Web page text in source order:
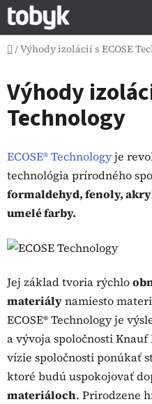
Prejsť
na
obsah
Domov
/Výhody izolácií s ECOSE
Výhody
Technology
ECOSE® Technologyje
technológia prírodného
formaldehyd, fenoly,
umelé farby.
Jej základ tvoria rýchlo
materiálynamiesto
ECOSE® Technology je
a vývoja spoločnosti
vízie spoločnosti ponúkať
ktoré budú uspokojovať
materiáloch. Prirodzene